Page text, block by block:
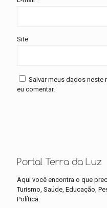
Site
Salvar meus dados neste
eu comentar.
Portal Terra da Luz
Aqui você encontra o que
Turismo, Saúde, Educação,
Política.